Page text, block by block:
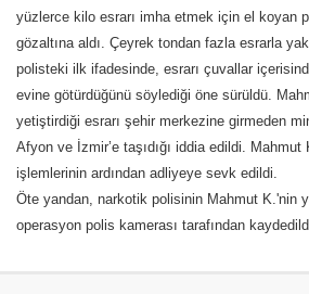
yüzlerce kilo esrarı imha etmek için el koyan
gözaltına aldı. Çeyrek tondan fazla esrarla
polisteki ilk ifadesinde, esrarı çuvallar
evine götürdüğünü söylediği öne sürüldü.
yetiştirdiği esrarı şehir merkezine girmeden
Afyon ve İzmir’e taşıdığı iddia edildi.
işlemlerinin ardından adliyeye sevk edildi.
Öte yandan, narkotik polisinin Mahmut K.'nin
operasyon polis kamerası tarafından